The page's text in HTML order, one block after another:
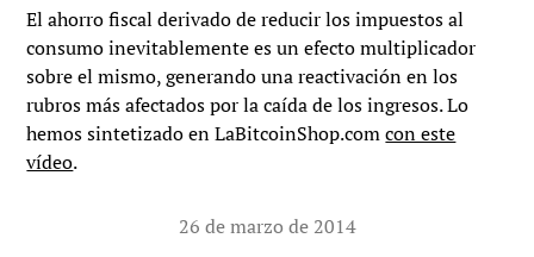
El ahorro fiscal derivado de reducir los impuestos al
consumo inevitablemente es un efecto multiplicador
sobre el mismo, generando una reactivación en los
rubros más afectados por la caída de los ingresos. Lo
hemos sintetizado en LaBitcoinShop.comcon este
vídeo.
26 de marzo de 2014